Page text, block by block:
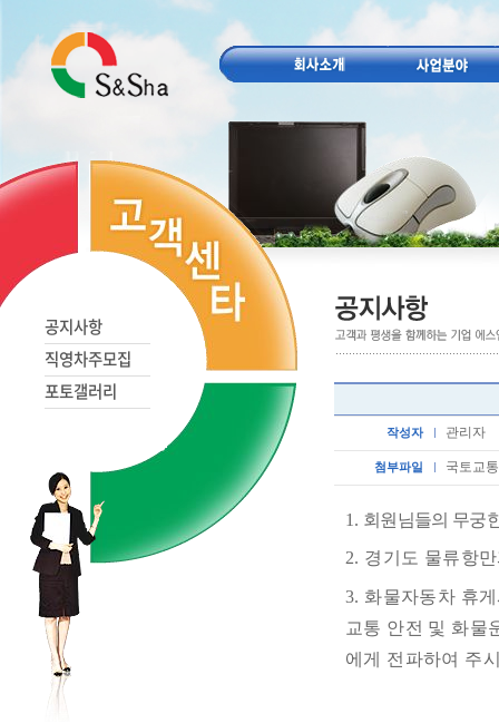
공지사항
직영차주모집
포토갤러리
작성자 관리자
첨부파일 국토교
1. 회원님들의 무궁
2. 경기도 물류항
3. 화물자동차 휴
교통 안전 및 화물
에게 전파하여 주